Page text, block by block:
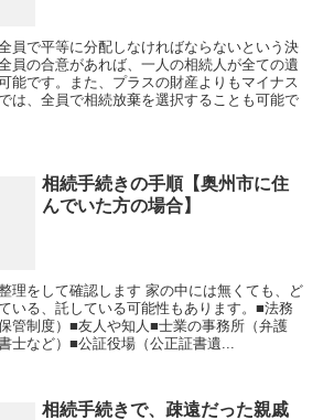
員で平等に分配しなければならないという決
員の合意があれば、一人の相続人が全ての遺
能です。また、プラスの財産よりもマイナス
は、全員で相続放棄を選択することも可能で
相続手続きの手順【奥州市に住
んでいた方の場合】
理をして確認します 家の中には無くても、ど
いる、託している可能性もあります。■法務
管制度）■友人や知人■士業の事務所（弁護
士など）■公証役場（公正証書遺...
相続手続きで、疎遠だった親戚